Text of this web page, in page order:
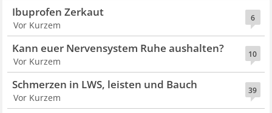
6
Ibuprofen Zerkaut
Vor Kurzem
10
Kann euer Nervensystem Ruhe aushalten?
Vor Kurzem
39
Schmerzen in LWS, leisten und Bauch
Vor Kurzem